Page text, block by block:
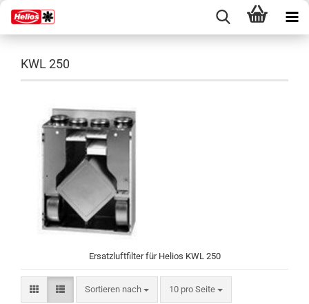
KWL 250
Ersatzluftfilter für Helios KWL 250
Sortieren nach
Sortieren nach 10 pro Seite
pro Seite